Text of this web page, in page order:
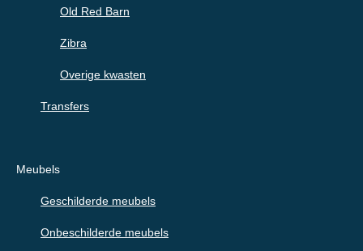
Old Red Barn
Zibra
Overige kwasten
Transfers
Meubels
Geschilderde meubels
Onbeschilderde meubels